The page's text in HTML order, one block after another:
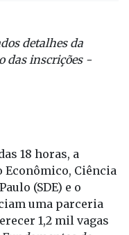
detalhes da
inscrições -
18 horas, a
Ciência
(SDE) e o
uma parceria